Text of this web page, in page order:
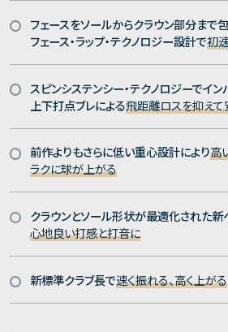
フェースをソールからクラウン部分まで
フェース・ラップ・テクノロジー設計で初
スピンシステンシー・テクノロジーでイン
上下打点ブレによる飛距離ロスを抑え
前作よりもさらに低い重心設計により高
ラクに球が上がる
クラウンとソール形状が最適化された新
心地良い打感と打音に
新標準クラブ長で速く振れる、高く上がる